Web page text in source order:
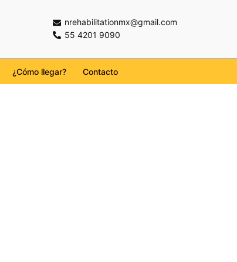
nrehabilitationmx@gmail.com
55 4201 9090
¿Cómo llegar? Contacto